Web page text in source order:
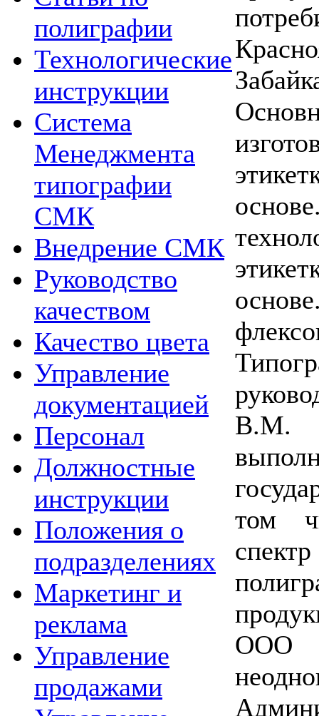
полиграфии
Технологические
инструкции
Система
Менеджмента
типографии
СМК
Внедрение СМК
Руководство
качеством
Качество цвета
Управление
документацией
Персонал
Должностные
инструкции
Положения о
подразделениях
Маркетинг и
реклама
Управление
продажами
В.М.
том